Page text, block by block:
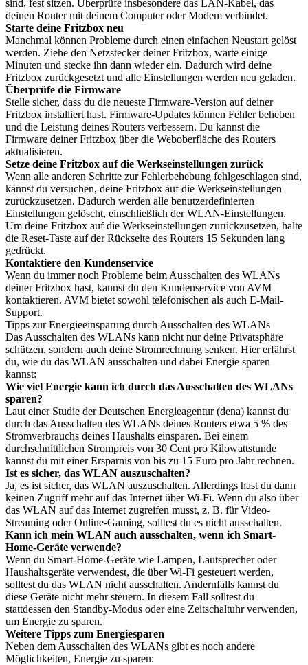
sind, fest sitzen. Überprüfe insbesondere das LAN-Kabel, das
deinen Router mit deinem Computer oder Modem verbindet.
Starte deine Fritzbox neu
Manchmal können Probleme durch einen einfachen Neustart gelöst
werden. Ziehe den Netzstecker deiner Fritzbox, warte einige
Minuten und stecke ihn dann wieder ein. Dadurch wird deine
Fritzbox zurückgesetzt und alle Einstellungen werden neu geladen.
Überprüfe die Firmware
Stelle sicher, dass du die neueste Firmware-Version auf deiner
Fritzbox installiert hast. Firmware-Updates können Fehler beheben
und die Leistung deines Routers verbessern. Du kannst die
Firmware deiner Fritzbox über die Weboberfläche des Routers
aktualisieren.
Setze deine Fritzbox auf die Werkseinstellungen zurück
Wenn alle anderen Schritte zur Fehlerbehebung fehlgeschlagen sind,
kannst du versuchen, deine Fritzbox auf die Werkseinstellungen
zurückzusetzen. Dadurch werden alle benutzerdefinierten
Einstellungen gelöscht, einschließlich der WLAN-Einstellungen.
Um deine Fritzbox auf die Werkseinstellungen zurückzusetzen, halte
die Reset-Taste auf der Rückseite des Routers 15 Sekunden lang
gedrückt.
Kontaktiere den Kundenservice
Wenn du immer noch Probleme beim Ausschalten des WLANs
deiner Fritzbox hast, kannst du den Kundenservice von AVM
kontaktieren. AVM bietet sowohl telefonischen als auch E-Mail-
Support.
Tipps zur Energieeinsparung durch Ausschalten des WLANs
Das Ausschalten des WLANs kann nicht nur deine Privatsphäre
schützen, sondern auch deine Stromrechnung senken. Hier erfährst
du, wie du das WLAN ausschalten und dabei Energie sparen
kannst:
Wie viel Energie kann ich durch das Ausschalten des WLANs
sparen?
Laut einer Studie der Deutschen Energieagentur (dena) kannst du
durch das Ausschalten des WLANs deines Routers etwa 5 % des
Stromverbrauchs deines Haushalts einsparen. Bei einem
durchschnittlichen Strompreis von 30 Cent pro Kilowattstunde
kannst du mit einer Ersparnis von bis zu 15 Euro pro Jahr rechnen.
Ist es sicher, das WLAN auszuschalten?
Ja, es ist sicher, das WLAN auszuschalten. Allerdings hast du dann
keinen Zugriff mehr auf das Internet über Wi-Fi. Wenn du also über
das WLAN auf das Internet zugreifen musst, z. B. für Video-
Streaming oder Online-Gaming, solltest du es nicht ausschalten.
Kann ich mein WLAN auch ausschalten, wenn ich Smart-
Home-Geräte verwende?
Wenn du Smart-Home-Geräte wie Lampen, Lautsprecher oder
Haushaltsgeräte verwendest, die über Wi-Fi gesteuert werden,
solltest du das WLAN nicht ausschalten. Andernfalls kannst du
diese Geräte nicht mehr steuern. In diesem Fall solltest du
stattdessen den Standby-Modus oder eine Zeitschaltuhr verwenden,
um Energie zu sparen.
Weitere Tipps zum Energiesparen
Neben dem Ausschalten des WLANs gibt es noch andere
Möglichkeiten, Energie zu sparen: